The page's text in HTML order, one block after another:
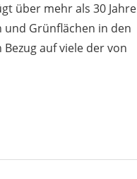
über mehr als 30 Jahre
Grünflächen in den
auf viele der von